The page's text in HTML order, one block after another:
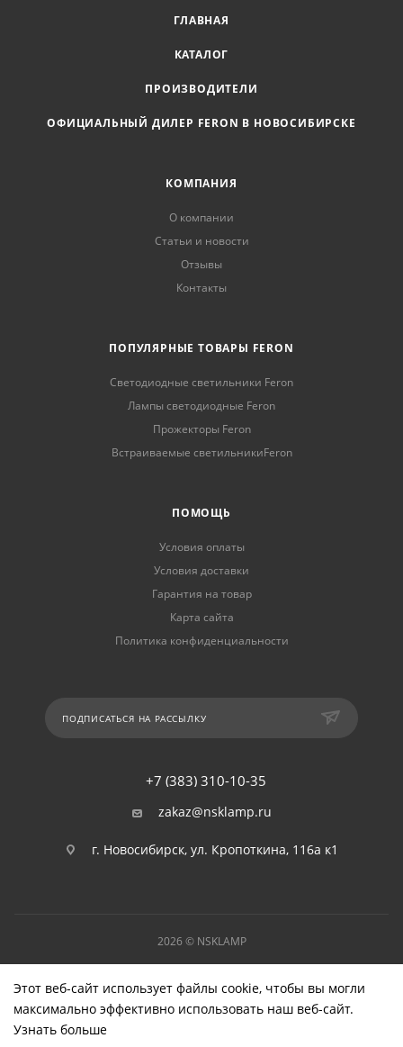
ГЛАВНАЯ
КАТАЛОГ
ПРОИЗВОДИТЕЛИ
ОФИЦИАЛЬНЫЙ ДИЛЕР FERON В НОВОСИБИРСКЕ
КОМПАНИЯ
О компании
Статьи и новости
Отзывы
Контакты
ПОПУЛЯРНЫЕ ТОВАРЫ FERON
Светодиодные светильники Feron
Лампы светодиодные Feron
Прожекторы Feron
Встраиваемые светильникиFeron
ПОМОЩЬ
Условия оплаты
Условия доставки
Гарантия на товар
Карта сайта
Политика конфиденциальности
ПОДПИСАТЬСЯ НА РАССЫЛКУ
+7 (383) 310-10-35
zakaz@nsklamp.ru
г. Новосибирск, ул. Кропоткина, 116а к1
2026 © NSKLAMP
Этот веб-сайт использует файлы cookie, чтобы вы могли
максимально эффективно использовать наш веб-сайт.
Узнать больше